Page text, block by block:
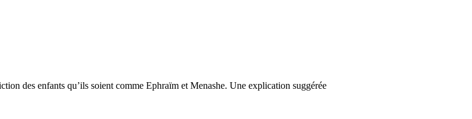
des enfants qu’ils soient comme Ephraïm et Menashe. Une explication suggérée